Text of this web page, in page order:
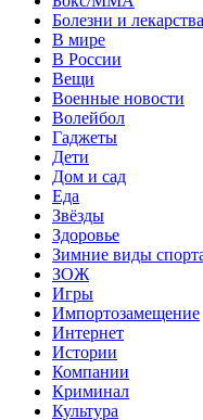
Болезни и лекарства
В мире
В России
Вещи
Военные новости
Волейбол
Гаджеты
Дети
Дом и сад
Еда
Звёзды
Здоровье
Зимние виды
ЗОЖ
Игры
Импортозамещение
Интернет
Истории
Компании
Криминал
Культура